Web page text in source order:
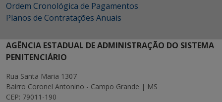
Ordem Cronológica de Pagamentos
Planos de Contratações Anuais
AGÊNCIA ESTADUAL DE ADMINISTRAÇÃO DO SISTEMA
PENITENCIÁRIO
Rua Santa Maria 1307
Bairro Coronel Antonino - Campo Grande | MS
CEP: 79011-190